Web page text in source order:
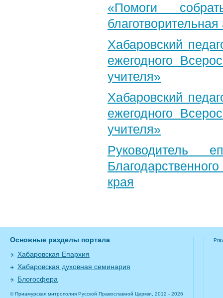
«Помоги
Хабаровский
ежегодного
учителя»
Хабаровский
ежегодного
учителя»
Руководитель
края
Основные разделы портала
Хабаровская Епархия
Хабаровская духовная семинария
Блогосфера
© Приамурская митрополия Русской Православной Церкви, 2012 - 2026